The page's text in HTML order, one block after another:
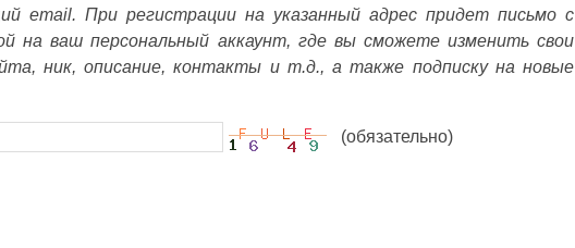
email. При регистрации на указанный адрес придет письмо с
на ваш персональный аккаунт, где вы сможете изменить свои
ник, описание, контакты и т.д., а также подписку на новые
(обязательно)